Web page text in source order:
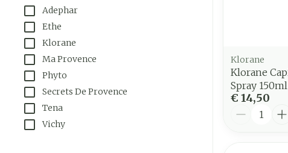
Adephar
Ethe
Klorane
Ma Provence
Phyto
Secrets De Provence
Tena
Vichy
Klorane
Klorane
Spray
€ 14,50
Aantal